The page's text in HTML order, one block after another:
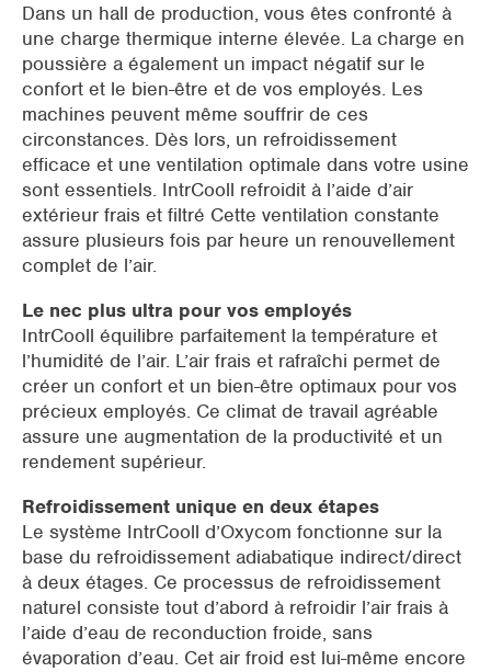
Dans un hall de production, vous êtes confronté à
une charge thermique interne élevée. La charge en
poussière a également un impact négatif sur le
confort et le bien-être et de vos employés. Les
machines peuvent même souffrir de ces
circonstances. Dès lors, un refroidissement
efficace et une ventilation optimale dans votre usine
sont essentiels. IntrCooll refroidit à l’aide d’air
extérieur frais et filtré Cette ventilation constante
assure plusieurs fois par heure un renouvellement
complet de l’air.
Le nec plus ultra pour vos employés
IntrCooll équilibre parfaitement la température et
l’humidité de l’air. L’air frais et rafraîchi permet de
créer un confort et un bien-être optimaux pour vos
précieux employés. Ce climat de travail agréable
assure une augmentation de la productivité et un
rendement supérieur.
Refroidissement unique en deux étapes
Le système IntrCooll d’Oxycom fonctionne sur la
base du refroidissement adiabatique indirect/direct
à deux étages. Ce processus de refroidissement
naturel consiste tout d’abord à refroidir l’air frais à
l’aide d’eau de reconduction froide, sans
évaporation d’eau. Cet air froid est lui-même encore